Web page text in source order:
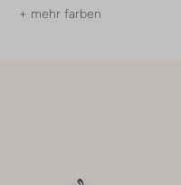
+ mehr farben